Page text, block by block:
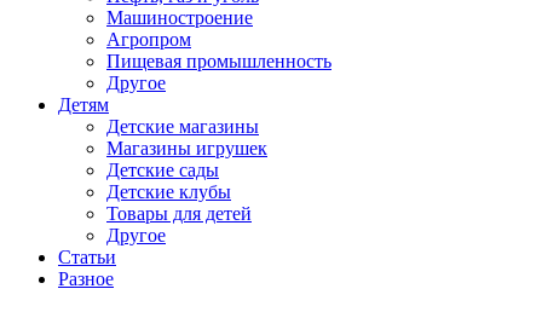
Машиностроение
Агропром
Пищевая промышленность
Другое
Детям
Детские магазины
Магазины игрушек
Детские сады
Детские клубы
Товары для детей
Другое
Статьи
Разное